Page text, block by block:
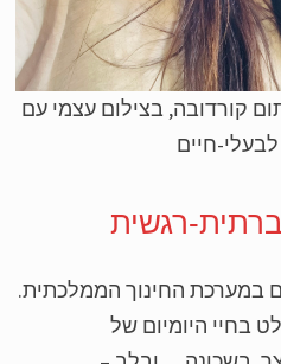
בצילום עצמי עם
חיים
רגשית
החינוך הממלכתית.
היומיום של